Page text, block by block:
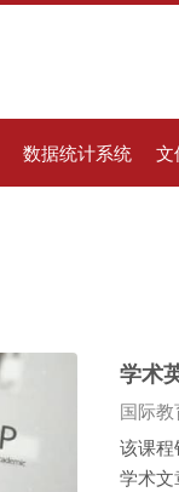
数据统计系统 文
学术
课程类
国际
该课
学术